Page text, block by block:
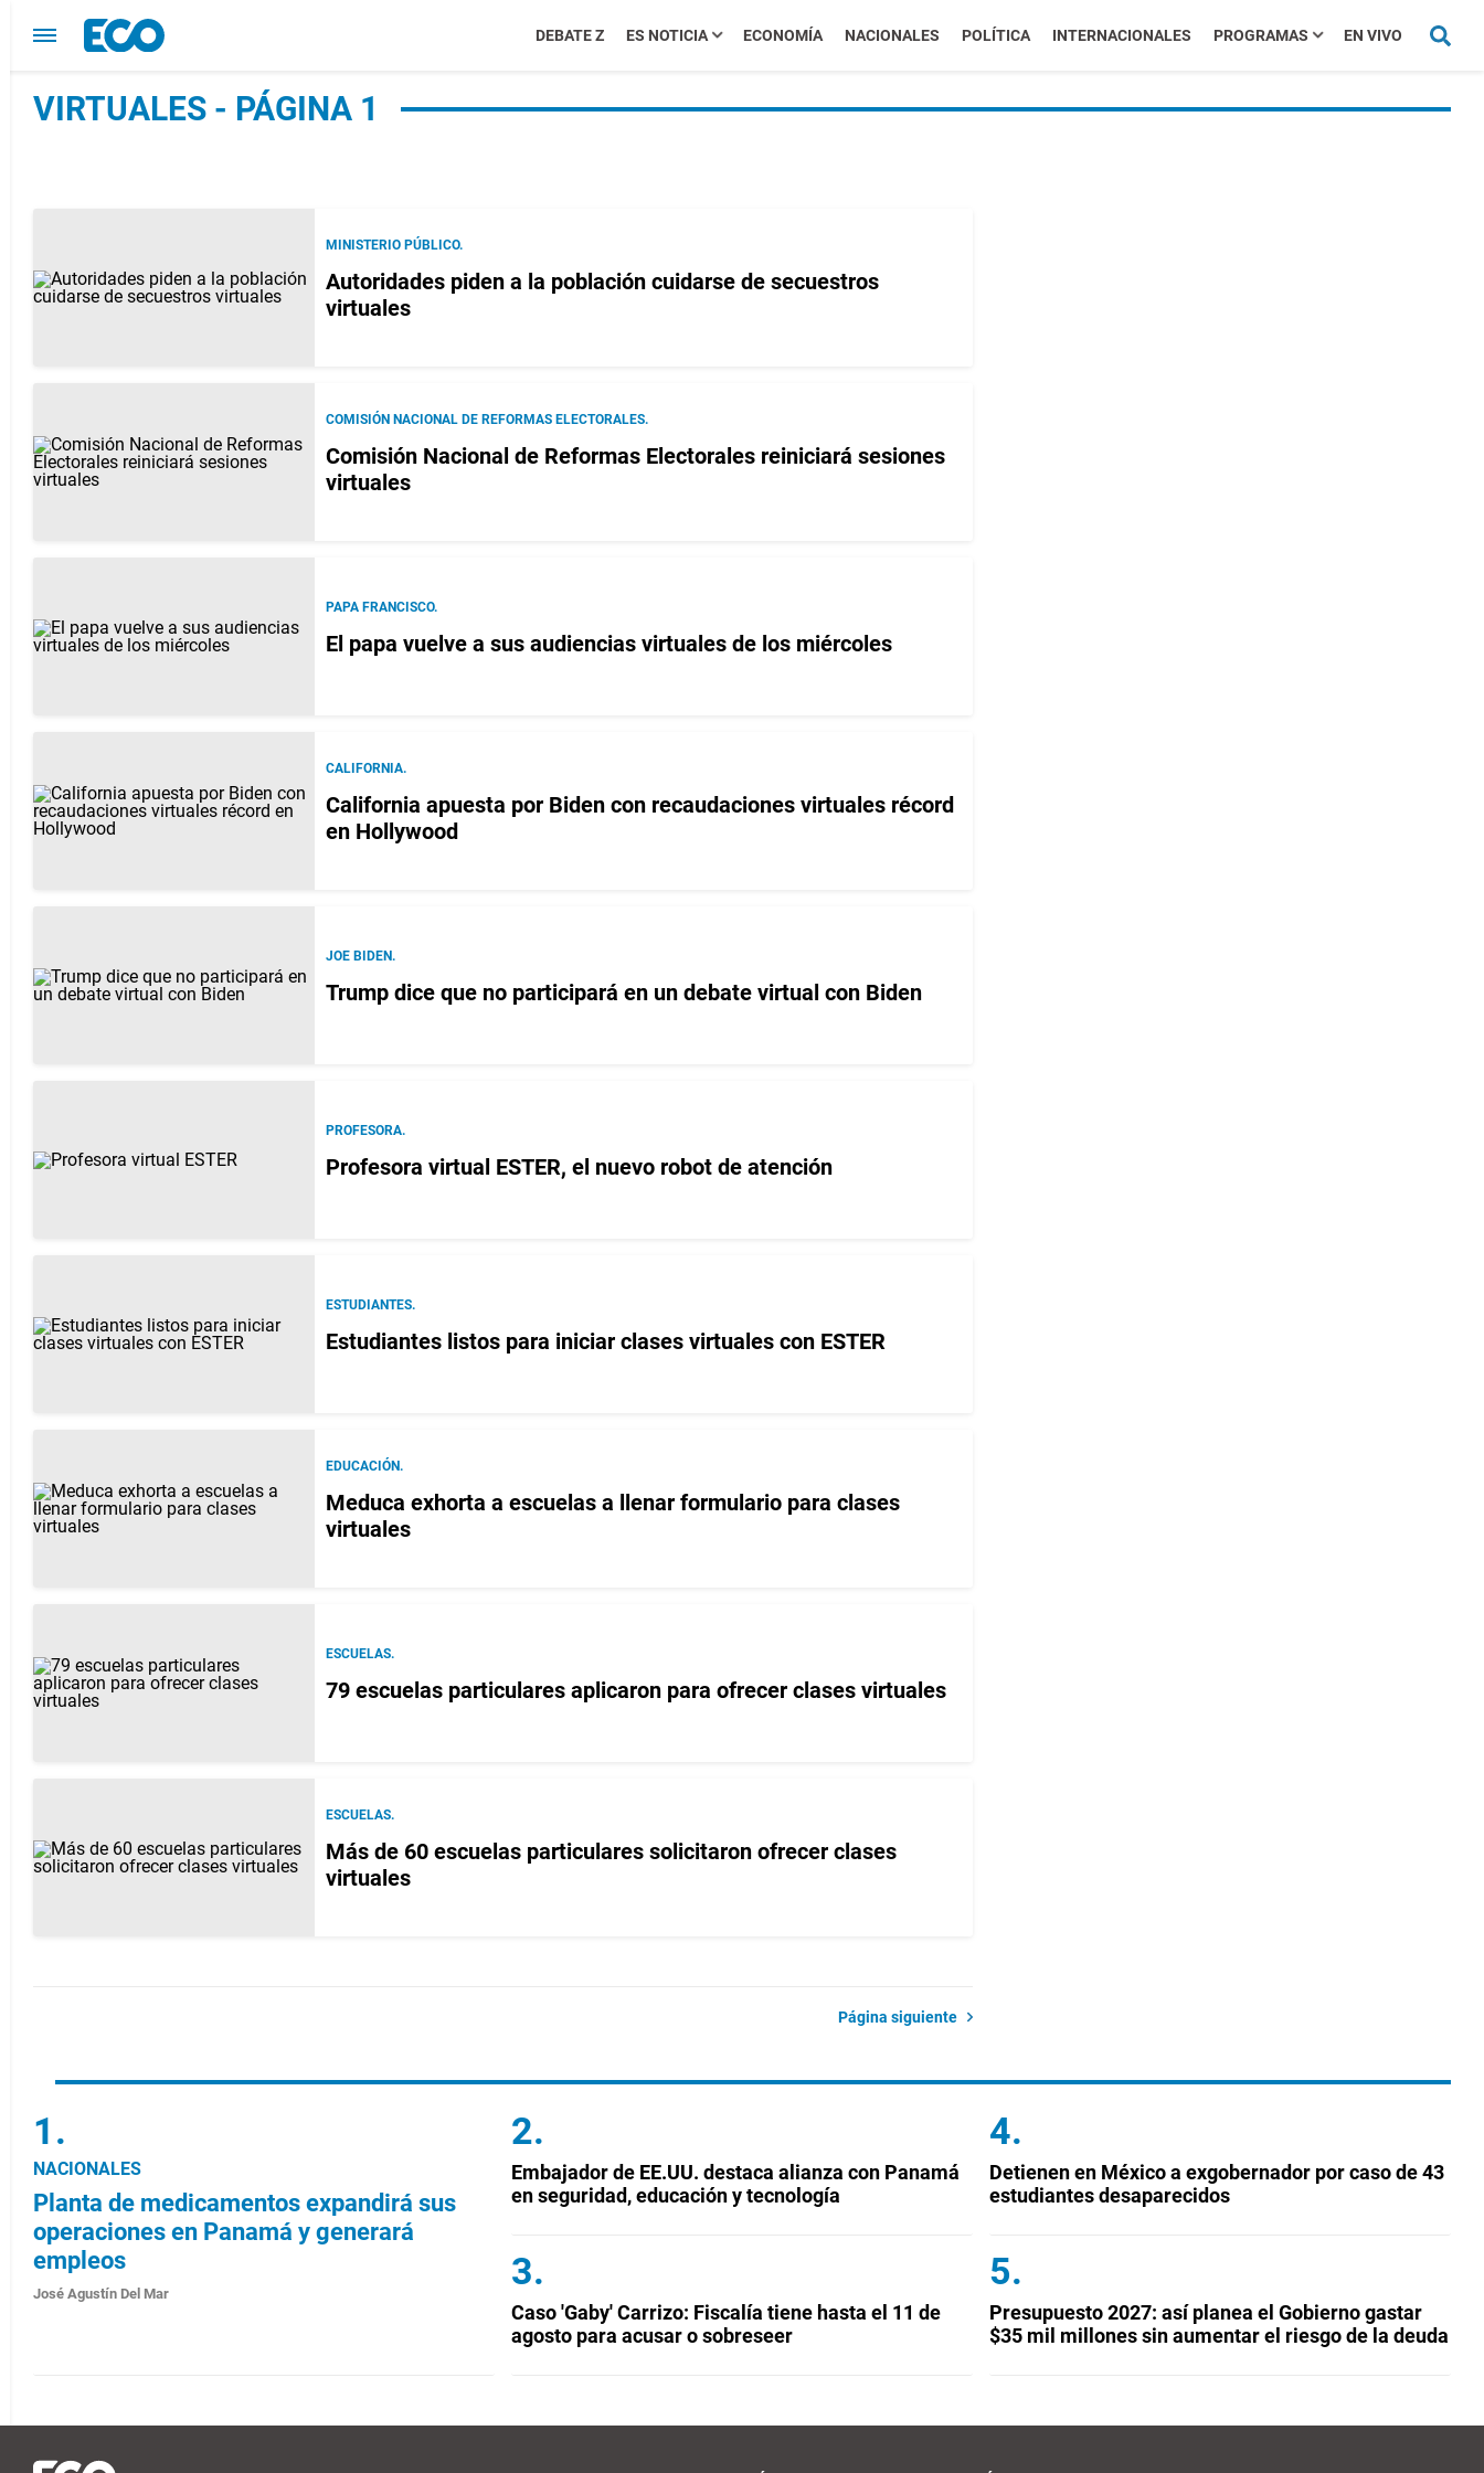
DEBATE Z ES NOTICIA ECONOMÍA NACIONALES POLÍTICA INTERNACIONALES PROGRAMAS EN VIVO
VIRTUALES - PÁGINA 1
MINISTERIO PÚBLICO.
Autoridades piden a la población cuidarse de secuestros
virtuales
COMISIÓN NACIONAL DE REFORMAS ELECTORALES.
Comisión Nacional de Reformas Electorales reiniciará sesiones
virtuales
PAPA FRANCISCO.
El papa vuelve a sus audiencias virtuales de los miércoles
CALIFORNIA.
California apuesta por Biden con recaudaciones virtuales récord
en Hollywood
JOE BIDEN.
Trump dice que no participará en un debate virtual con Biden
PROFESORA.
Profesora virtual ESTER, el nuevo robot de atención
ESTUDIANTES.
Estudiantes listos para iniciar clases virtuales con ESTER
EDUCACIÓN.
Meduca exhorta a escuelas a llenar formulario para clases
virtuales
ESCUELAS.
79 escuelas particulares aplicaron para ofrecer clases virtuales
ESCUELAS.
Más de 60 escuelas particulares solicitaron ofrecer clases
virtuales
Página siguiente
NACIONALES
Planta de medicamentos expandirá sus
operaciones en Panamá y generará
empleos
José Agustín Del Mar
Embajador de EE.UU. destaca alianza con Panamá
en seguridad, educación y tecnología
Caso 'Gaby' Carrizo: Fiscalía tiene hasta el 11 de
agosto para acusar o sobreseer
Detienen en México a exgobernador por caso de 43
estudiantes desaparecidos
Presupuesto 2027: así planea el Gobierno gastar
$35 mil millones sin aumentar el riesgo de la deuda